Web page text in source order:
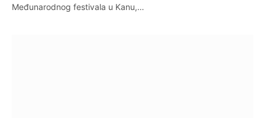
Međunarodnog festivala u Kanu,…